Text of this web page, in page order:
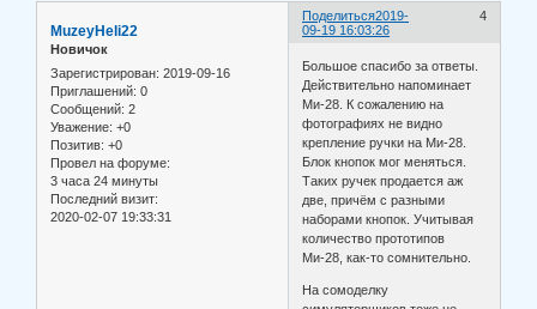
Поделиться 4
2019-
09-19 16:03:26
MuzeyHeli22
Новичок
Зарегистрирован: 2019-09-16
Приглашений: 0
Сообщений: 2
Уважение: +0
Позитив: +0
Провел на форуме:
3 часа 24 минуты
Последний визит:
2020-02-07 19:33:31
Большое спасибо за ответы.
Действительно напоминает
Ми-28. К сожалению на
фотографиях не видно
крепление ручки на Ми-28.
Блок кнопок мог меняться.
Таких ручек продается аж
две, причём с разными
наборами кнопок. Учитывая
количество прототипов
Ми-28, как-то сомнительно.
На сомоделку